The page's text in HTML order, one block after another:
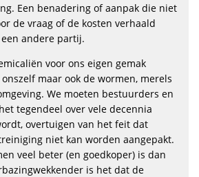
Een benadering of aanpak die niet
de vraag of de kosten verhaald
andere partij.
voor ons eigen gemak
maar ook de wormen, merels
We moeten bestuurders en
tegendeel over vele decennia
overtuigen van het feit dat
niet kan worden aangepakt.
veel beter (en goedkoper) is dan
is het dat de